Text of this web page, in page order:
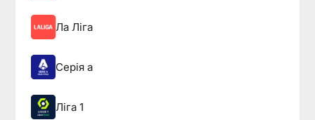
Ла Ліга
Серія а
Ліга 1